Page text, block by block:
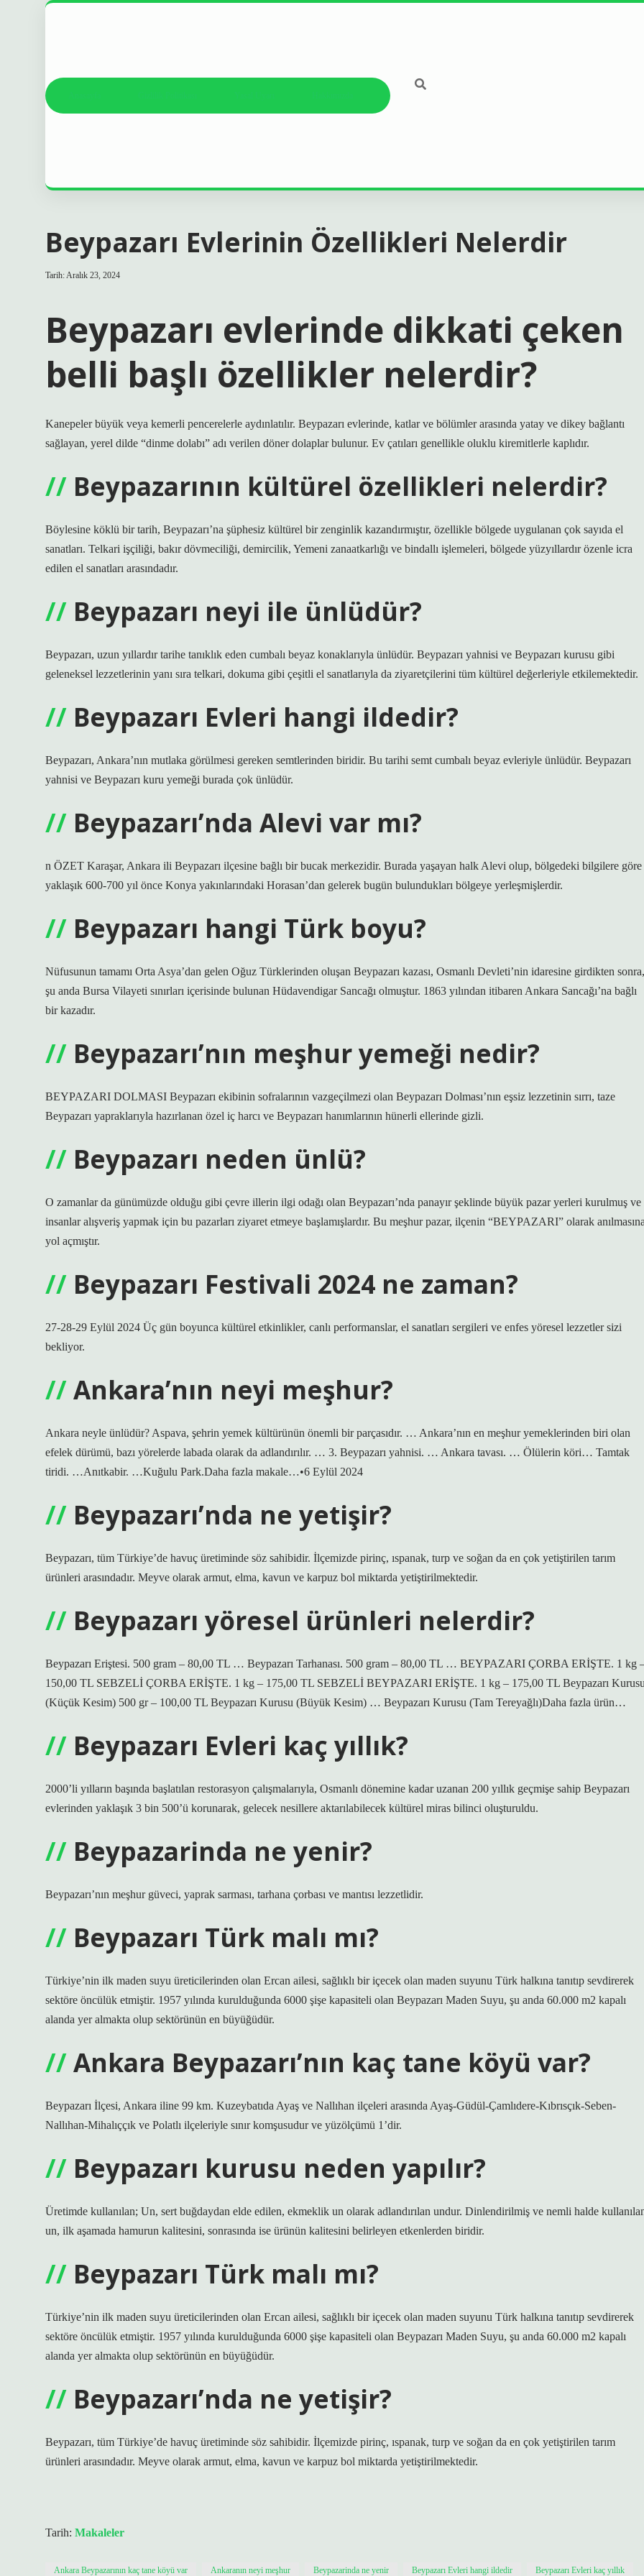
Beypazarı Evlerinin Özellikleri Nelerdir
Tarih: Aralık 23, 2024
Beypazarı evlerinde dikkati çeken
belli başlı özellikler nelerdir?
Kanepeler büyük veya kemerli pencerelerle aydınlatılır. Beypazarı evlerinde, katlar ve bölümler arasında yatay ve dikey bağlantı
sağlayan, yerel dilde “dinme dolabı” adı verilen döner dolaplar bulunur. Ev çatıları genellikle oluklu kiremitlerle kaplıdır.
Beypazarının kültürel özellikleri nelerdir?
Böylesine köklü bir tarih, Beypazarı’na şüphesiz kültürel bir zenginlik kazandırmıştır, özellikle bölgede uygulanan çok sayıda el
sanatları. Telkari işçiliği, bakır dövmeciliği, demircilik, Yemeni zanaatkarlığı ve bindallı işlemeleri, bölgede yüzyıllardır özenle icra
edilen el sanatları arasındadır.
Beypazarı neyi ile ünlüdür?
Beypazarı, uzun yıllardır tarihe tanıklık eden cumbalı beyaz konaklarıyla ünlüdür. Beypazarı yahnisi ve Beypazarı kurusu gibi
geleneksel lezzetlerinin yanı sıra telkari, dokuma gibi çeşitli el sanatlarıyla da ziyaretçilerini tüm kültürel değerleriyle etkilemektedir.
Beypazarı Evleri hangi ildedir?
Beypazarı, Ankara’nın mutlaka görülmesi gereken semtlerinden biridir. Bu tarihi semt cumbalı beyaz evleriyle ünlüdür. Beypazarı
yahnisi ve Beypazarı kuru yemeği burada çok ünlüdür.
Beypazarı’nda Alevi var mı?
n ÖZET Karaşar, Ankara ili Beypazarı ilçesine bağlı bir bucak merkezidir. Burada yaşayan halk Alevi olup, bölgedeki bilgilere göre
yaklaşık 600-700 yıl önce Konya yakınlarındaki Horasan’dan gelerek bugün bulundukları bölgeye yerleşmişlerdir.
Beypazarı hangi Türk boyu?
Nüfusunun tamamı Orta Asya’dan gelen Oğuz Türklerinden oluşan Beypazarı kazası, Osmanlı Devleti’nin idaresine girdikten sonra,
şu anda Bursa Vilayeti sınırları içerisinde bulunan Hüdavendigar Sancağı olmuştur. 1863 yılından itibaren Ankara Sancağı’na bağlı
bir kazadır.
Beypazarı’nın meşhur yemeği nedir?
BEYPAZARI DOLMASI Beypazarı ekibinin sofralarının vazgeçilmezi olan Beypazarı Dolması’nın eşsiz lezzetinin sırrı, taze
Beypazarı yapraklarıyla hazırlanan özel iç harcı ve Beypazarı hanımlarının hünerli ellerinde gizli.
Beypazarı neden ünlü?
O zamanlar da günümüzde olduğu gibi çevre illerin ilgi odağı olan Beypazarı’nda panayır şeklinde büyük pazar yerleri kurulmuş ve
insanlar alışveriş yapmak için bu pazarları ziyaret etmeye başlamışlardır. Bu meşhur pazar, ilçenin “BEYPAZARI” olarak
yol açmıştır.
Beypazarı Festivali 2024 ne zaman?
27-28-29 Eylül 2024 Üç gün boyunca kültürel etkinlikler, canlı performanslar, el sanatları sergileri ve enfes yöresel lezzetler sizi
bekliyor.
Ankara’nın neyi meşhur?
Ankara neyle ünlüdür? Aspava, şehrin yemek kültürünün önemli bir parçasıdır. … Ankara’nın en meşhur yemeklerinden biri olan
efelek dürümü, bazı yörelerde labada olarak da adlandırılır. … 3. Beypazarı yahnisi. … Ankara tavası. … Ölülerin köri… Tamtak
tiridi. …Anıtkabir. …Kuğulu Park.Daha fazla makale…•6 Eylül 2024
Beypazarı’nda ne yetişir?
Beypazarı, tüm Türkiye’de havuç üretiminde söz sahibidir. İlçemizde pirinç, ıspanak, turp ve soğan da en çok yetiştirilen tarım
ürünleri arasındadır. Meyve olarak armut, elma, kavun ve karpuz bol miktarda yetiştirilmektedir.
Beypazarı yöresel ürünleri nelerdir?
Beypazarı Eriştesi. 500 gram – 80,00 TL … Beypazarı Tarhanası. 500 gram – 80,00 TL … BEYPAZARI ÇORBA ERİŞTE. 1 kg
150,00 TL SEBZELİ ÇORBA ERİŞTE. 1 kg – 175,00 TL SEBZELİ BEYPAZARI ERİŞTE. 1 kg – 175,00 TL Beypazarı
(Küçük Kesim) 500 gr – 100,00 TL Beypazarı Kurusu (Büyük Kesim) … Beypazarı Kurusu (Tam Tereyağlı)Daha fazla ürün…
Beypazarı Evleri kaç yıllık?
2000’li yılların başında başlatılan restorasyon çalışmalarıyla, Osmanlı dönemine kadar uzanan 200 yıllık geçmişe sahip Beypazarı
evlerinden yaklaşık 3 bin 500’ü korunarak, gelecek nesillere aktarılabilecek kültürel miras bilinci oluşturuldu.
Beypazarinda ne yenir?
Beypazarı’nın meşhur güveci, yaprak sarması, tarhana çorbası ve mantısı lezzetlidir.
Beypazarı Türk malı mı?
Türkiye’nin ilk maden suyu üreticilerinden olan Ercan ailesi, sağlıklı bir içecek olan maden suyunu Türk halkına tanıtıp sevdirerek
sektöre öncülük etmiştir. 1957 yılında kurulduğunda 6000 şişe kapasiteli olan Beypazarı Maden Suyu, şu anda 60.000 m2 kapalı
alanda yer almakta olup sektörünün en büyüğüdür.
Ankara Beypazarı’nın kaç tane köyü var?
Beypazarı İlçesi, Ankara iline 99 km. Kuzeybatıda Ayaş ve Nallıhan ilçeleri arasında Ayaş-Güdül-Çamlıdere-Kıbrısçık-Seben-
Nallıhan-Mihalıççık ve Polatlı ilçeleriyle sınır komşusudur ve yüzölçümü 1’dir.
Beypazarı kurusu neden yapılır?
Üretimde kullanılan; Un, sert buğdaydan elde edilen, ekmeklik un olarak adlandırılan undur. Dinlendirilmiş ve nemli halde
un, ilk aşamada hamurun kalitesini, sonrasında ise ürünün kalitesini belirleyen etkenlerden biridir.
Beypazarı Türk malı mı?
Türkiye’nin ilk maden suyu üreticilerinden olan Ercan ailesi, sağlıklı bir içecek olan maden suyunu Türk halkına tanıtıp sevdirerek
sektöre öncülük etmiştir. 1957 yılında kurulduğunda 6000 şişe kapasiteli olan Beypazarı Maden Suyu, şu anda 60.000 m2 kapalı
alanda yer almakta olup sektörünün en büyüğüdür.
Beypazarı’nda ne yetişir?
Beypazarı, tüm Türkiye’de havuç üretiminde söz sahibidir. İlçemizde pirinç, ıspanak, turp ve soğan da en çok yetiştirilen tarım
ürünleri arasındadır. Meyve olarak armut, elma, kavun ve karpuz bol miktarda yetiştirilmektedir.
Tarih: Makaleler
Ankara Beypazarının kaç tane köyü var Ankaranın neyi meşhur Beypazarinda ne yenir Beypazarı Evleri hangi ildedir Beypazarı Evleri kaç yıllık